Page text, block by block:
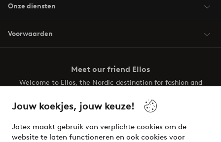
Jouw koekjes, jouw keuze!
Jotex maakt gebruik van verplichte cookies om de
website te laten functioneren en ook cookies voor
Onze diensten
Voorwaarden
Meet our friend Ellos
Welcome to Ellos, the Nordic destination for fashion and
your wardrobe. Your next inspiring look is here!